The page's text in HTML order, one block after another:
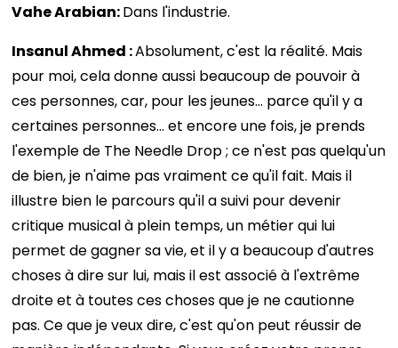
Vahe Arabian:Dans l'industrie.
Insanul Ahmed :Absolument, c'est la réalité. Mais
pour moi, cela donne aussi beaucoup de pouvoir à
ces personnes, car, pour les jeunes… parce qu'il y a
certaines personnes… et encore une fois, je prends
l'exemple de The Needle Drop ; ce n'est pas quelqu'un
de bien, je n'aime pas vraiment ce qu'il fait. Mais il
illustre bien le parcours qu'il a suivi pour devenir
critique musical à plein temps, un métier qui lui
permet de gagner sa vie, et il y a beaucoup d'autres
choses à dire sur lui, mais il est associé à l'extrême
droite et à toutes ces choses que je ne cautionne
pas. Ce que je veux dire, c'est qu'on peut réussir de